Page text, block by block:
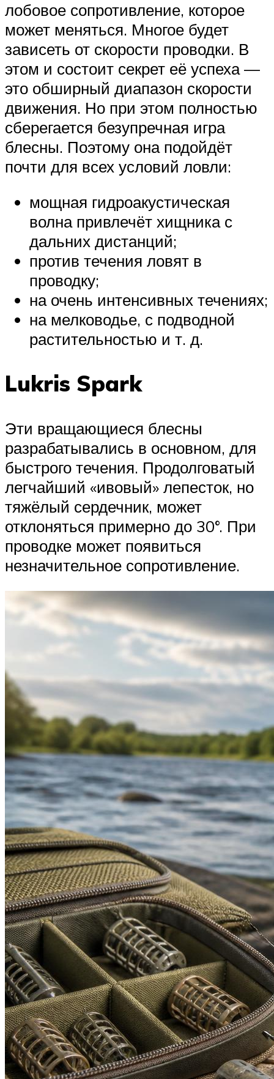
лобовое сопротивление, которое
может меняться. Многое будет
зависеть от скорости проводки. В
этом и состоит секрет её успеха —
это обширный диапазон скорости
движения. Но при этом полностью
сберегается безупречная игра
блесны. Поэтому она подойдёт
почти для всех условий ловли:
мощная гидроакустическая
волна привлечёт хищника с
дальних дистанций;
против течения ловят в
проводку;
на очень интенсивных течениях;
на мелководье, с подводной
растительностью и т. д.
Lukris Spark
Эти вращающиеся блесны
разрабатывались в основном, для
быстрого течения. Продолговатый
легчайший «ивовый» лепесток, но
тяжёлый сердечник, может
отклоняться примерно до 30°. При
проводке может появиться
незначительное сопротивление.